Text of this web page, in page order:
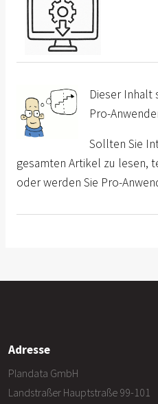
Dieser Inhalt
Pro-
Sollten Sie
gesamten Artikel zu lesen,
oder werden Sie Pro-
Adresse
Plandata GmbH
Landstraßer Hauptstraße 99-101